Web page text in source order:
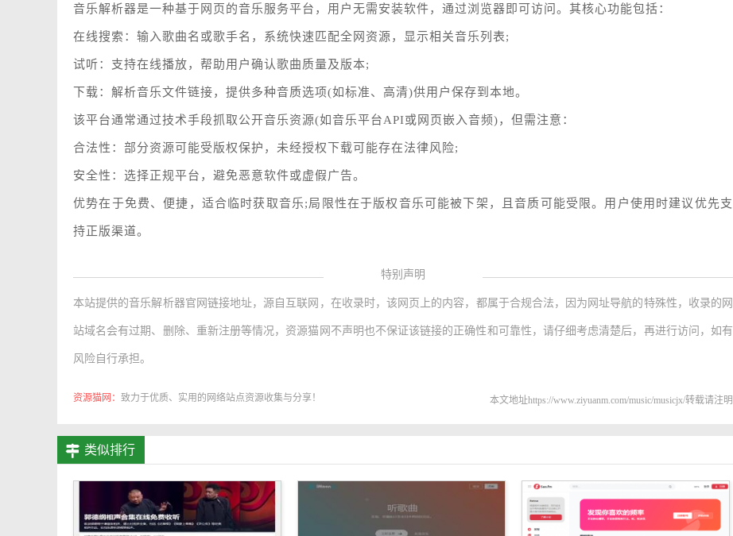
音乐解析器是一种基于网页的音乐服务平台，用户无需安装软件，通过浏览器即可访问。其核心功能包括：
在线搜索：输入歌曲名或歌手名，系统快速匹配全网资源，显示相关音乐列表;
试听：支持在线播放，帮助用户确认歌曲质量及版本;
下载：解析音乐文件链接，提供多种音质选项(如标准、高清)供用户保存到本地。
该平台通常通过技术手段抓取公开音乐资源(如音乐平台API或网页嵌入音频)，但需注意：
合法性：部分资源可能受版权保护，未经授权下载可能存在法律风险;
安全性：选择正规平台，避免恶意软件或虚假广告。
优势在于免费、便捷，适合临时获取音乐;局限性在于版权音乐可能被下架，且音质可能受限。用户使用时建议优先支
持正版渠道。
特别声明
本站提供的音乐解析器官网链接地址，源自互联网，在收录时，该网页上的内容，都属于合规合法，因为网址导航的特殊性，收录的网
站域名会有过期、删除、重新注册等情况，资源猫网不声明也不保证该链接的正确性和可靠性，请仔细考虑清楚后，再进行访问，如有
风险自行承担。
资源猫网： 致力于优质、实用的网络站点资源收集与分享！ 本文地址https://www.ziyuanm.com/music/musicjx/转载请注明
类似排行